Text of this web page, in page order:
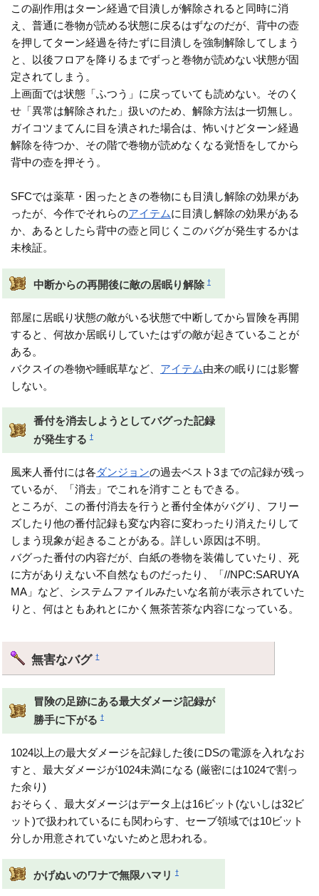
この副作用はターン経過で目潰しが解除されると同時に消
え、普通に巻物が読める状態に戻るはずなのだが、背中の壺
を押してターン経過を待たずに目潰しを強制解除してしまう
と、以後フロアを降りるまでずっと巻物が読めない状態が固
定されてしまう。
上画面では状態「ふつう」に戻っていても読めない。そのく
せ「異常は解除された」扱いのため、解除方法は一切無し。
ガイコツまてんに目を潰された場合は、怖いけどターン経過
解除を待つか、その階で巻物が読めなくなる覚悟をしてから
背中の壺を押そう。
SFCでは薬草・困ったときの巻物にも目潰し解除の効果があ
ったが、今作でそれらのアイテムに目潰し解除の効果がある
か、あるとしたら背中の壺と同じくこのバグが発生するかは
未検証。
中断からの再開後に敵の居眠り解除 †
部屋に居眠り状態の敵がいる状態で中断してから冒険を再開
すると、何故か居眠りしていたはずの敵が起きていることが
ある。
バクスイの巻物や睡眠草など、 アイテム由来の眠りには影響
しない。
番付を消去しようとしてバグった記録
が発生する †
風来人番付には各ダンジョンの過去ベスト3までの記録が残っ
ているが、「消去」でこれを消すこともできる。
ところが、この番付消去を行うと番付全体がバグり、フリー
ズしたり他の番付記録も変な内容に変わったり消えたりして
しまう現象が起きることがある。詳しい原因は不明。
バグった番付の内容だが、白紙の巻物を装備していたり、死
に方がありえない不自然なものだったり、「//NPC:SARUYA
MA」など、システムファイルみたいな名前が表示されていた
りと、何はともあれとにかく無茶苦茶な内容になっている。
無害なバグ†
冒険の足跡にある最大ダメージ記録が
勝手に下がる †
1024以上の最大ダメージを記録した後にDSの電源を入れなお
すと、最大ダメージが1024未満になる (厳密には1024で割っ
た余り)
おそらく、最大ダメージはデータ上は16ビット(ないしは32ビ
ット)で扱われているにも関わらす、セーブ領域では10ビット
分しか用意されていないためと思われる。
かげぬいのワナで無限ハマリ †